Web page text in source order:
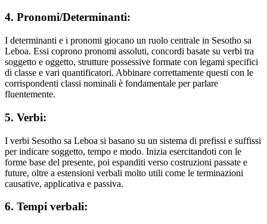
4. Pronomi/Determinanti:
I determinanti e i pronomi giocano un ruolo centrale in Sesotho sa
Leboa. Essi coprono pronomi assoluti, concordi basate su verbi tra
soggetto e oggetto, strutture possessive formate con legami specifici
di classe e vari quantificatori. Abbinare correttamente questi con le
corrispondenti classi nominali è fondamentale per parlare
fluentemente.
5. Verbi:
I verbi Sesotho sa Leboa si basano su un sistema di prefissi e suffissi
per indicare soggetto, tempo e modo. Inizia esercitandoti con le
forme base del presente, poi espanditi verso costruzioni passate e
future, oltre a estensioni verbali molto utili come le terminazioni
causative, applicativa e passiva.
6. Tempi verbali: